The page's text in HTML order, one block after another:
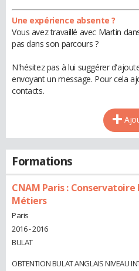
Une expérience absente ?
Vous avez travaillé avec Martin
pas dans son parcours ?
N'hésitez pas à lui suggérer
envoyant un message. Pour cela
contacts.
Formations
CNAM Paris :
Métiers
Paris
2016 - 2016
BULAT
OBTENTION BULAT ANGLAIS NIVEAU